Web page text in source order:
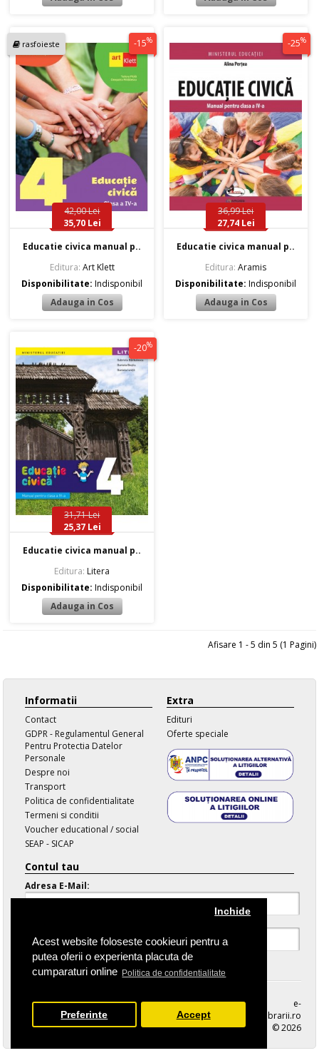
Acest website foloseste cookieuri pentru a
putea oferii o experienta placuta de
cumparaturi online Politica de confidentialitate
Inchide
Preferinte Accept
rasfoieste -15%
42,00 Lei
35,70 Lei
Educatie civica manual p..
Editura: Art Klett
Disponibilitate:Indisponibil
-25%
36,99 Lei
27,74 Lei
Educatie civica manual p..
Editura: Aramis
Disponibilitate:Indisponibil
-20%
31,71 Lei
25,37 Lei
Educatie civica manual p..
Editura: Litera
Disponibilitate:Indisponibil
Afisare 1 - 5 din 5 (1 Pagini)
Informatii
Contact
GDPR - Regulamentul General
Pentru Protectia Datelor
Personale
Despre noi
Transport
Politica de confidentialitate
Termeni si conditii
Voucher educational / social
SEAP - SICAP
Extra
Edituri
Oferte speciale
Contul tau
Adresa E-Mail:
Parola Uitata
e-
librarii.ro
© 2026